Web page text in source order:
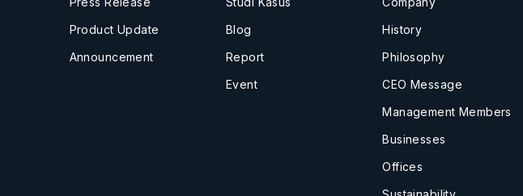
Product Update
Announcement
Blog
Report
Event
History
Philosophy
CEO Message
Management Members
Businesses
Offices